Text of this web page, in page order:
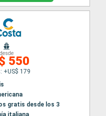
desde
550
+US$ 179
gratis desde los 3
italiana